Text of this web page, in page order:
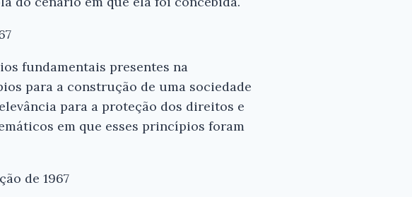
fundamentais presentes na
para a construção de uma sociedade
para a proteção dos direitos e
em que esses princípios foram
de 1967